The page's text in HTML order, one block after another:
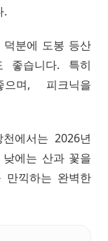
.
분에 도봉 등산
좋습니다. 특히
며, 피크닉을
에서는 2026년
낮에는 산과 꽃을
만끽하는 완벽한